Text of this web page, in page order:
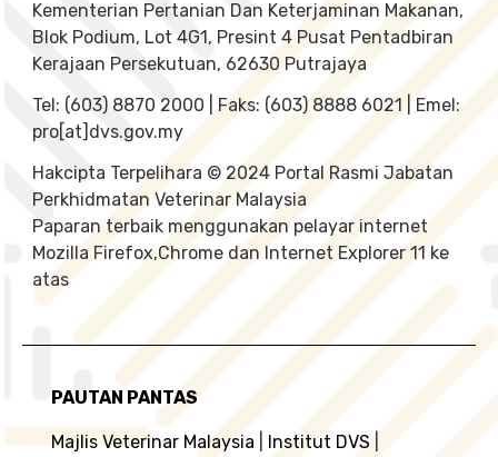
Kementerian Pertanian Dan Keterjaminan Makanan,
Blok Podium, Lot 4G1, Presint 4 Pusat Pentadbiran
Kerajaan Persekutuan, 62630 Putrajaya
Tel: (603) 8870 2000 | Faks: (603) 8888 6021 | Emel:
pro[at]dvs.gov.my
Hakcipta Terpelihara © 2024 Portal Rasmi Jabatan
Perkhidmatan Veterinar Malaysia
Paparan terbaik menggunakan pelayar internet
Mozilla Firefox,Chrome dan Internet Explorer 11 ke
atas
PAUTAN PANTAS
Majlis Veterinar Malaysia Institut DVS